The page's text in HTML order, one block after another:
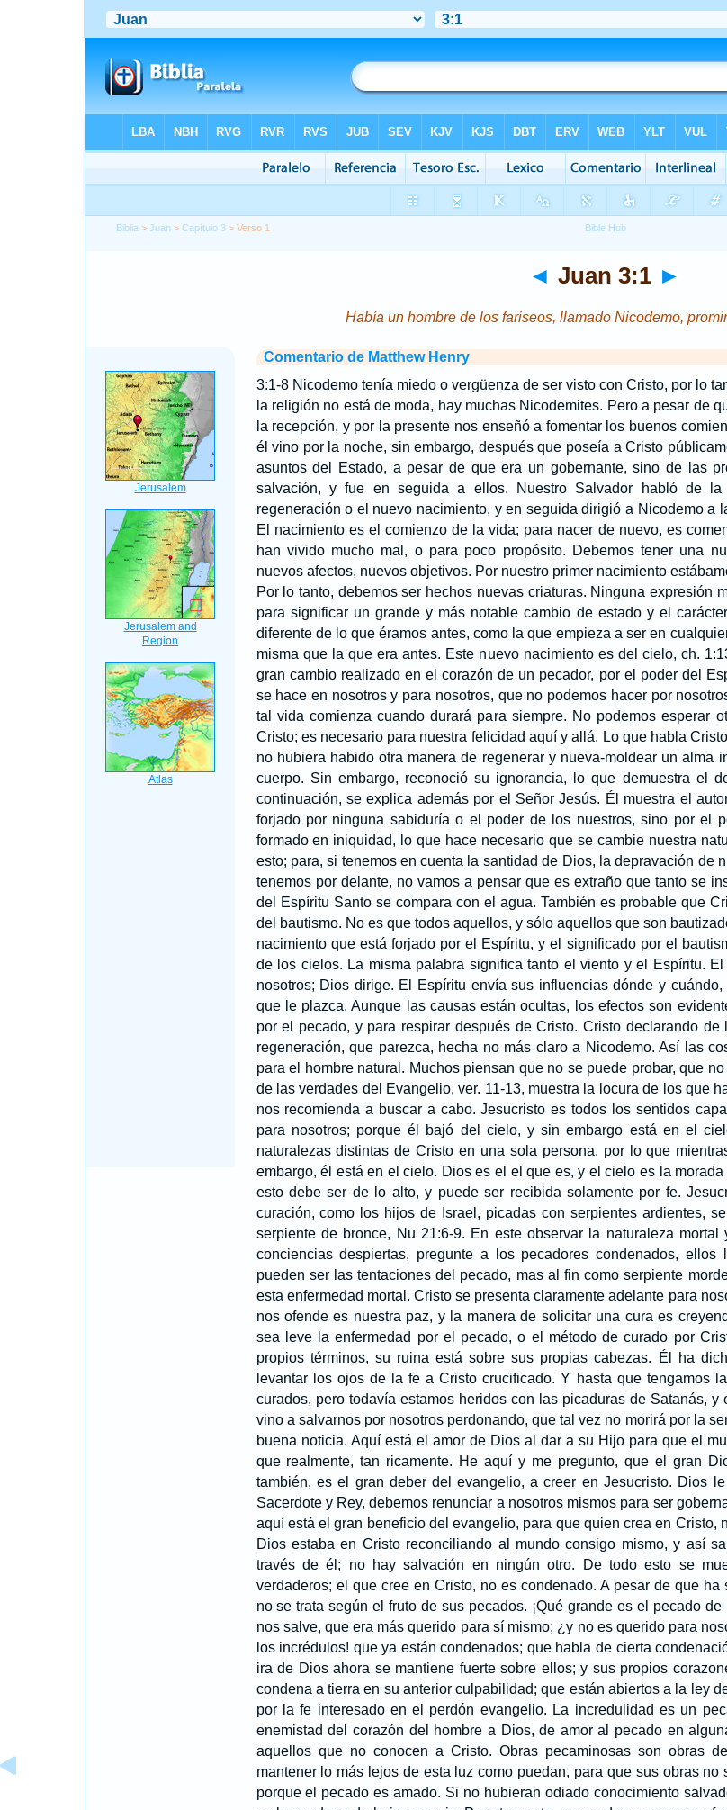
Biblia >Juan >Capítulo 3 > Verso 1
◄ Juan 3:1 ►
Había un hombre de los fariseos, llamado Nicodemo,
Comentario de Matthew Henry
3:1-8 Nicodemo tenía miedo o vergüenza de ser visto con Cristo, por lo
la religión no está de moda, hay muchas Nicodemites. Pero a pesar de
la recepción, y por la presente nos enseñó a fomentar los buenos
él vino por la noche, sin embargo, después que poseía a Cristo
asuntos del Estado, a pesar de que era un gobernante, sino de las
salvación, y fue en seguida a ellos. Nuestro Salvador habló de
regeneración o el nuevo nacimiento, y en seguida dirigió a Nicodemo a
El nacimiento es el comienzo de la vida; para nacer de nuevo, es
han vivido mucho mal, o para poco propósito. Debemos tener una
nuevos afectos, nuevos objetivos. Por nuestro primer nacimiento
Por lo tanto, debemos ser hechos nuevas criaturas. Ninguna expresión
para significar un grande y más notable cambio de estado y el
diferente de lo que éramos antes, como la que empieza a ser en
misma que la que era antes. Este nuevo nacimiento es del cielo, ch.
gran cambio realizado en el corazón de un pecador, por el poder del
se hace en nosotros y para nosotros, que no podemos hacer por
tal vida comienza cuando durará para siempre. No podemos esperar
Cristo; es necesario para nuestra felicidad aquí y allá. Lo que habla
no hubiera habido otra manera de regenerar y nueva-moldear un alma
cuerpo. Sin embargo, reconoció su ignorancia, lo que demuestra el
continuación, se explica además por el Señor Jesús. Él muestra el
forjado por ninguna sabiduría o el poder de los nuestros, sino por el
formado en iniquidad, lo que hace necesario que se cambie nuestra
esto; para, si tenemos en cuenta la santidad de Dios, la depravación de
tenemos por delante, no vamos a pensar que es extraño que tanto se
del Espíritu Santo se compara con el agua. También es probable que
del bautismo. No es que todos aquellos, y sólo aquellos que son
nacimiento que está forjado por el Espíritu, y el significado por el
de los cielos. La misma palabra significa tanto el viento y el Espíritu.
nosotros; Dios dirige. El Espíritu envía sus influencias dónde y
que le plazca. Aunque las causas están ocultas, los efectos son
por el pecado, y para respirar después de Cristo. Cristo declarando
regeneración, que parezca, hecha no más claro a Nicodemo. Así las
para el hombre natural. Muchos piensan que no se puede probar, que
de las verdades del Evangelio, ver. 11-13, muestra la locura de los que
nos recomienda a buscar a cabo. Jesucristo es todos los sentidos
para nosotros; porque él bajó del cielo, y sin embargo está en el
naturalezas distintas de Cristo en una sola persona, por lo que
embargo, él está en el cielo. Dios es el el que es, y el cielo es la
esto debe ser de lo alto, y puede ser recibida solamente por fe.
curación, como los hijos de Israel, picadas con serpientes ardientes,
serpiente de bronce, Nu 21:6-9. En este observar la naturaleza mortal
conciencias despiertas, pregunte a los pecadores condenados,
pueden ser las tentaciones del pecado, mas al fin como serpiente
esta enfermedad mortal. Cristo se presenta claramente adelante para
nos ofende es nuestra paz, y la manera de solicitar una cura es
sea leve la enfermedad por el pecado, o el método de curado por
propios términos, su ruina está sobre sus propias cabezas. Él ha
levantar los ojos de la fe a Cristo crucificado. Y hasta que tengamos
curados, pero todavía estamos heridos con las picaduras de Satanás, y
vino a salvarnos por nosotros perdonando, que tal vez no morirá por la
buena noticia. Aquí está el amor de Dios al dar a su Hijo para que el
que realmente, tan ricamente. He aquí y me pregunto, que el gran
también, es el gran deber del evangelio, a creer en Jesucristo. Dios
Sacerdote y Rey, debemos renunciar a nosotros mismos para ser
aquí está el gran beneficio del evangelio, para que quien crea en Cristo,
Dios estaba en Cristo reconciliando al mundo consigo mismo, y así
través de él; no hay salvación en ningún otro. De todo esto se
verdaderos; el que cree en Cristo, no es condenado. A pesar de que ha
no se trata según el fruto de sus pecados. ¡Qué grande es el pecado
nos salve, que era más querido para sí mismo; ¿y no es querido para
los incrédulos! que ya están condenados; que habla de cierta
ira de Dios ahora se mantiene fuerte sobre ellos; y sus propios
condena a tierra en su anterior culpabilidad; que están abiertos a la ley
por la fe interesado en el perdón evangelio. La incredulidad es un
enemistad del corazón del hombre a Dios, de amor al pecado en
aquellos que no conocen a Cristo. Obras pecaminosas son obras
mantener lo más lejos de esta luz como puedan, para que sus obras no
porque el pecado es amado. Si no hubieran odiado conocimiento